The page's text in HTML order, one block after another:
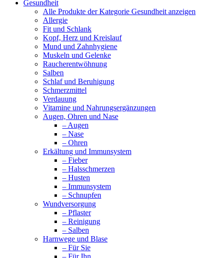
Gesundheit
Alle Produkte der Kategorie Gesundheit anzeigen
Allergie
Fit und Schlank
Kopf, Herz und Kreislauf
Mund und Zahnhygiene
Muskeln und Gelenke
Raucherentwöhnung
Salben
Schlaf und Beruhigung
Schmerzmittel
Verdauung
Vitamine und Nahrungsergänzungen
Augen, Ohren und Nase
– Augen
– Nase
– Ohren
Erkältung und Immunsystem
– Fieber
– Halsschmerzen
– Husten
– Immunsystem
– Schnupfen
Wundversorgung
– Pflaster
– Reinigung
– Salben
Harnwege und Blase
– Für Sie
– Für Ihn